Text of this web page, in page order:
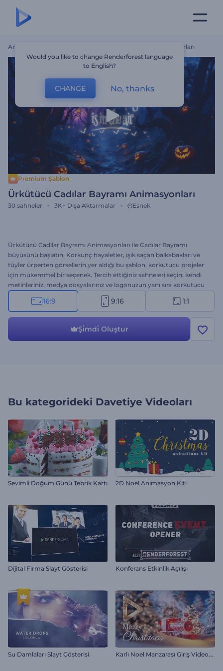
Ana Sayfa Ürkütücü Cadılar Bayramı Animasyonları
Premium Şablon
Ürkütücü Cadılar Bayramı Animasyonları
30 sahneler 3K+ Dışa Aktarmalar Esnek
Ürkütücü Cadılar Bayramı Animasyonları ile Cadılar Bayramı
büyüsünü başlatın. Korkunç hayaletler, ışık saçan balkabakları ve
tüyler ürperten görsellerin yer aldığı bu şablon, korkutucu projeler
için mükemmel bir seçenek. Tercih ettiğiniz sahneleri seçin; kendi
metinleriniz, medya dosyalarınız ve logonuzun yanı sıra korkutucu
bir müzik ekleyerek tüyleri diken diken eden bir cadılar bayramı
videosu elde edin. Cadılar Bayramı davetiyeleri, kutlama videoları,
16:9 9:16 1:1
Şi̇mdi̇ Oluştur
Bu kategorideki Davetiye Videoları
Sevimli Doğum Günü Tebrik Kartı 2D Noel Animasyon Kiti
Dijital Firma Slayt Gösterisi Konferans Etkinlik Açılışı
Su Damlaları Slayt Gösterisi K
arlı Noel Manzarası Giriş Videosu
Would you like to change Renderforest language
to English?
CHANGE No, thanks